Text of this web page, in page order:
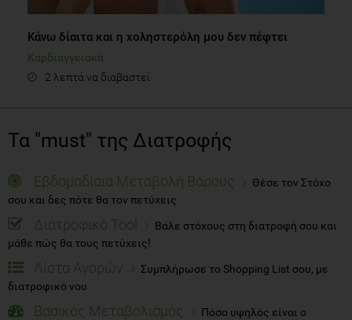
Κάνω δίαιτα και η χοληστερόλη μου δεν πέφτει
Καρδιαγγειακά
2 λεπτά να διαβαστεί
Τα "must" της Διατροφής
Εβδομαδίαια Μεταβολή Βάρους
Θέσε τον Στόχο
σου και δες πότε θα τον πετύχεις
Διατροφικό Tool
Βάλε στόχους στη διατροφή σου και
μάθε πώς θα τους πετύχεις!
Λίστα Αγορών
Συμπλήρωσε το Shopping List σου, με
διατροφικό νου
Βασικός Μεταβολισμός
Πόσο υψηλός είναι ο